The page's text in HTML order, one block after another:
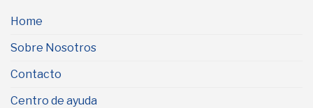
Home
Sobre Nosotros
Contacto
Centro de ayuda